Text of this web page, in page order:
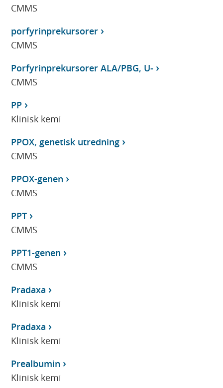
CMMS
porfyrinprekursorer
CMMS
Porfyrinprekursorer ALA/PBG, U-
CMMS
PP
Klinisk kemi
PPOX, genetisk utredning
CMMS
PPOX-genen
CMMS
PPT
CMMS
PPT1-genen
CMMS
Pradaxa
Klinisk kemi
Pradaxa
Klinisk kemi
Prealbumin
Klinisk kemi